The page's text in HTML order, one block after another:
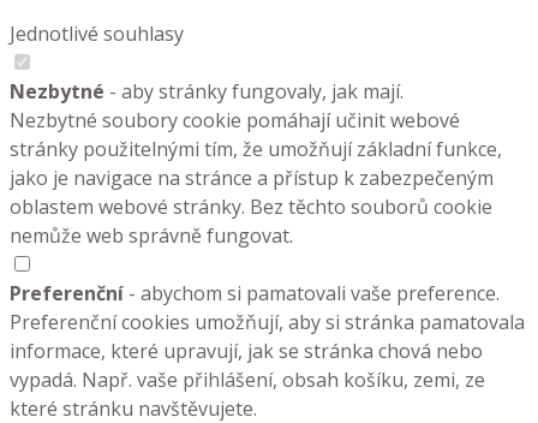
Jednotlivé souhlasy
Nezbytné - aby stránky fungovaly, jak mají.
Nezbytné soubory cookie pomáhají učinit webové
stránky použitelnými tím, že umožňují základní funkce,
jako je navigace na stránce a přístup k zabezpečeným
oblastem webové stránky. Bez těchto souborů cookie
nemůže web správně fungovat.
Preferenční - abychom si pamatovali vaše preference.
Preferenční cookies umožňují, aby si stránka pamatovala
informace, které upravují, jak se stránka chová nebo
vypadá. Např. vaše přihlášení, obsah košíku, zemi, ze
které stránku navštěvujete.